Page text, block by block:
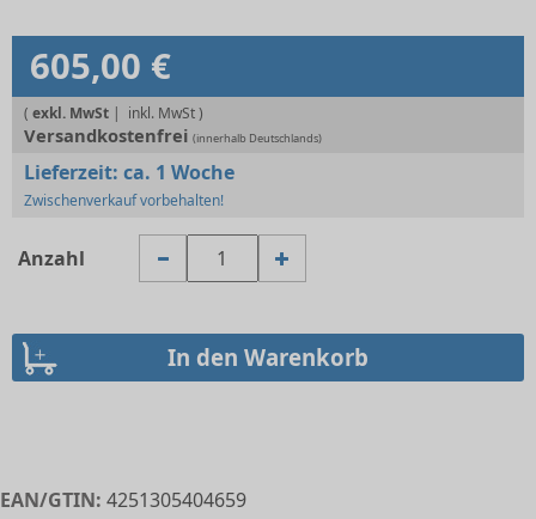
605,00 €
( exkl. MwSt |
Versandkostenfrei (innerhalb Deutschlands)
Lieferzeit: ca. 1 Woche
Zwischenverkauf vorbehalten!
Anzahl
EAN/GTIN: 4251305404659